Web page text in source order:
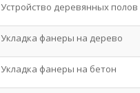
Устройство деревянных полов
Укладка фанеры на дерево
Укладка фанеры на бетон